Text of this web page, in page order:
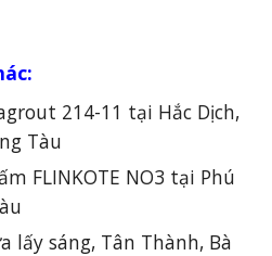
214-11 tại Hắc Dịch,
Tàu
FLINKOTE NO3 tại Phú
lấy sáng, Tân Thành, Bà